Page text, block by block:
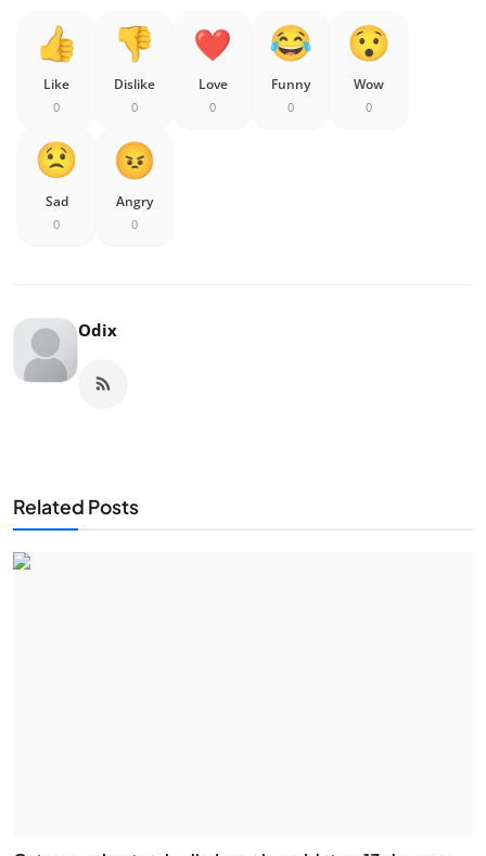
Like
0
Dislike
0
Love
0
Funny
0
Wow
0
Sad
0
Angry
0
Odix
Related Posts